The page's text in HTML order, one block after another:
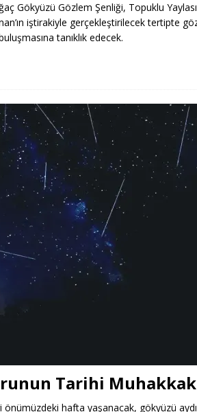
Gökyüzü Gözlem Şenliği, Topuklu
iştirakiyle gerçekleştirilecek tertipte
tanıklık edecek.
Tarihi
önümüzdeki hafta yaşanacak, gökyüzü